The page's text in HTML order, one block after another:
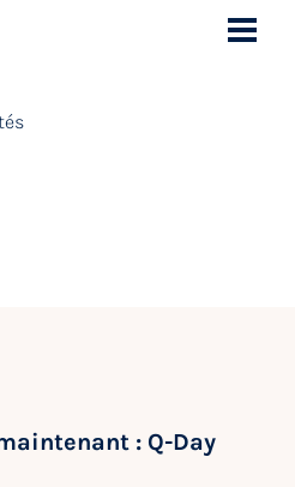
: Q-Day